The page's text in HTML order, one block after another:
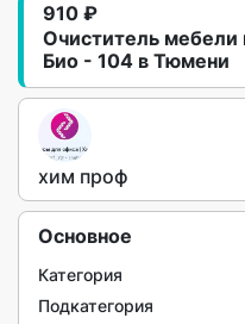
Очиститель мебели
Био - 104 в Тюмени
910 ₽
хим проф
Основное
Категория
Подкатегория